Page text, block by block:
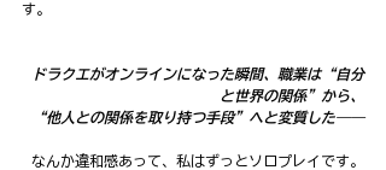
す。
ドラクエがオンラインになった瞬間、職業は“自分
と世界の関係”から、
“他人との関係を取り持つ手段”へと変質した――
なんか違和感あって、私はずっとソロプレイです。